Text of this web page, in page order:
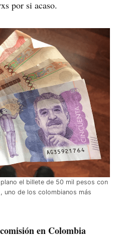
por si acaso.
el billete de 50 mil pesos con
uno de los colombianos más
en Colombia